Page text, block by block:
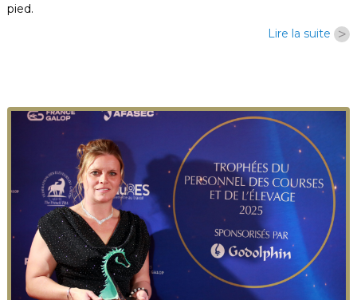
pied.
Lire la suite >